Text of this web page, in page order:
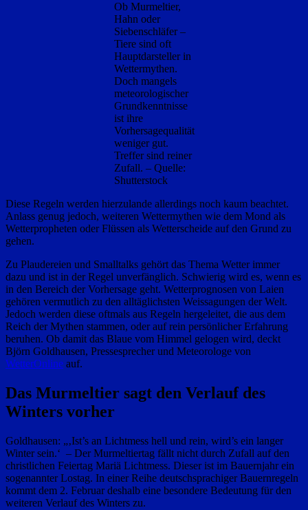
Ob Murmeltier,
Hahn oder
Siebenschläfer –
Tiere sind oft
Hauptdarsteller in
Wettermythen.
Doch mangels
meteorologischer
Grundkenntnisse
ist ihre
Vorhersagequalität
weniger gut.
Treffer sind reiner
Zufall. – Quelle:
Shutterstock
Diese Regeln werden hierzulande allerdings noch kaum beachtet.
Anlass genug jedoch, weiteren Wettermythen wie dem Mond als
Wetterpropheten oder Flüssen als Wetterscheide auf den Grund zu
gehen.
Zu Plaudereien und Smalltalks gehört das Thema Wetter immer
dazu und ist in der Regel unverfänglich. Schwierig wird es, wenn es
in den Bereich der Vorhersage geht. Wetterprognosen von Laien
gehören vermutlich zu den alltäglichsten Weissagungen der Welt.
Jedoch werden diese oftmals aus Regeln hergeleitet, die aus dem
Reich der Mythen stammen, oder auf rein persönlicher Erfahrung
beruhen. Ob damit das Blaue vom Himmel gelogen wird, deckt
Björn Goldhausen, Pressesprecher und Meteorologe von
WetterOnline auf.
Das Murmeltier sagt den Verlauf des
Winters vorher
Goldhausen: „‚Ist’s an Lichtmess hell und rein, wird’s ein langer
Winter sein.‘ – Der Murmeltiertag fällt nicht durch Zufall auf den
christlichen Feiertag Mariä Lichtmess. Dieser ist im Bauernjahr ein
sogenannter Lostag. In einer Reihe deutschsprachiger Bauernregeln
kommt dem 2. Februar deshalb eine besondere Bedeutung für den
weiteren Verlauf des Winters zu.